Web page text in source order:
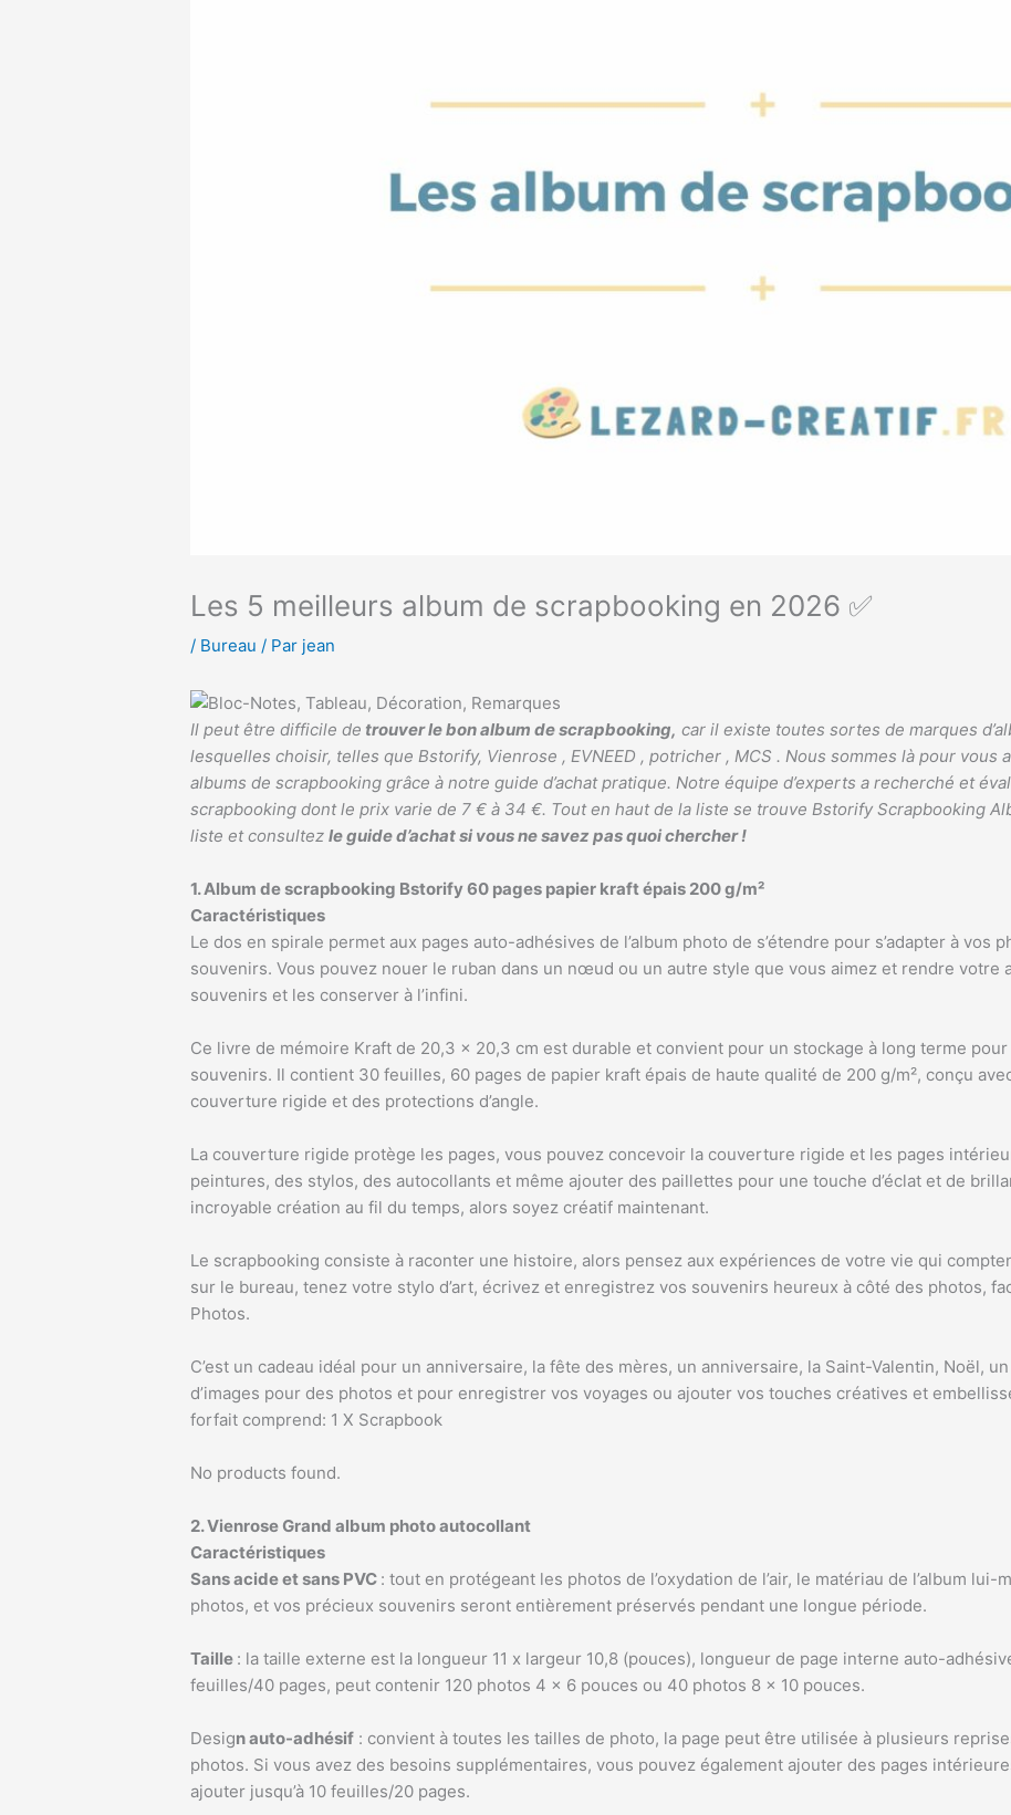
Les 5 meilleurs album de scrapbooking en 2026 ✅
/ Bureau / Par jean
Il peut être difficile de trouver le bon album de scrapbooking, car il existe toutes sortes de marques
lesquelles choisir, telles que Bstorify, Vienrose , EVNEED , potricher , MCS . Nous sommes là pour vous
albums de scrapbooking grâce à notre guide d’achat pratique. Notre équipe d’experts a recherché et
scrapbooking dont le prix varie de 7 € à 34 €. Tout en haut de la liste se trouve Bstorify Scrapbooking
liste et consultez le guide d’achat si vous ne savez pas quoi chercher !
1. Album de scrapbooking Bstorify 60 pages papier kraft épais 200 g/m²
Caractéristiques
Le dos en spirale permet aux pages auto-adhésives de l’album photo de s’étendre pour s’adapter à vos
souvenirs. Vous pouvez nouer le ruban dans un nœud ou un autre style que vous aimez et rendre votre
souvenirs et les conserver à l’infini.
Ce livre de mémoire Kraft de 20,3 x 20,3 cm est durable et convient pour un stockage à long terme
souvenirs. Il contient 30 feuilles, 60 pages de papier kraft épais de haute qualité de 200 g/m², conçu
couverture rigide et des protections d’angle.
La couverture rigide protège les pages, vous pouvez concevoir la couverture rigide et les pages
peintures, des stylos, des autocollants et même ajouter des paillettes pour une touche d’éclat et de
incroyable création au fil du temps, alors soyez créatif maintenant.
Le scrapbooking consiste à raconter une histoire, alors pensez aux expériences de votre vie qui
sur le bureau, tenez votre stylo d’art, écrivez et enregistrez vos souvenirs heureux à côté des photos,
Photos.
C’est un cadeau idéal pour un anniversaire, la fête des mères, un anniversaire, la Saint-Valentin, Noël,
d’images pour des photos et pour enregistrer vos voyages ou ajouter vos touches créatives et
forfait comprend: 1 X Scrapbook
No products found.
2. Vienrose Grand album photo autocollant
Caractéristiques
Sans acide et sans PVC : tout en protégeant les photos de l’oxydation de l’air, le matériau de l’album lui-
photos, et vos précieux souvenirs seront entièrement préservés pendant une longue période.
Taille : la taille externe est la longueur 11 x largeur 10,8 (pouces), longueur de page interne auto-
feuilles/40 pages, peut contenir 120 photos 4 x 6 pouces ou 40 photos 8 x 10 pouces.
Design auto-adhésif : convient à toutes les tailles de photo, la page peut être utilisée à plusieurs
photos. Si vous avez des besoins supplémentaires, vous pouvez également ajouter des pages
ajouter jusqu’à 10 feuilles/20 pages.